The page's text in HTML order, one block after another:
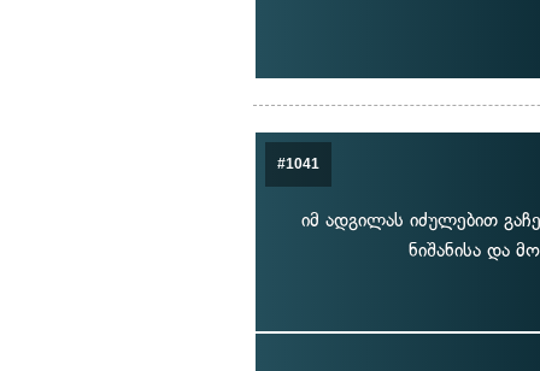
#1041
იმ ადგილას იძულებით
ნიშანისა და